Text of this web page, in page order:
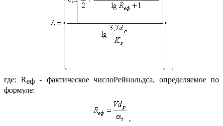
,
где:Rеф - фактическое числоРейнольдса, определяемое по
формуле:
,